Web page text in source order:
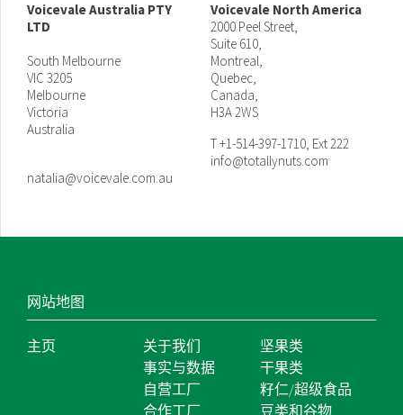
Voicevale Australia PTY
LTD
South Melbourne
VIC 3205
Melbourne
Victoria
Australia
natalia@voicevale.com.au
Voicevale North America
2000 Peel Street,
Suite 610,
Montreal,
Quebec,
Canada,
H3A 2WS
T +1-514-397-1710, Ext 222
info@totallynuts.com
网站地图
主页
关于我们
事实与数据
自营工厂
合作工厂
坚果类
干果类
籽仁/超级食品
豆类和谷物